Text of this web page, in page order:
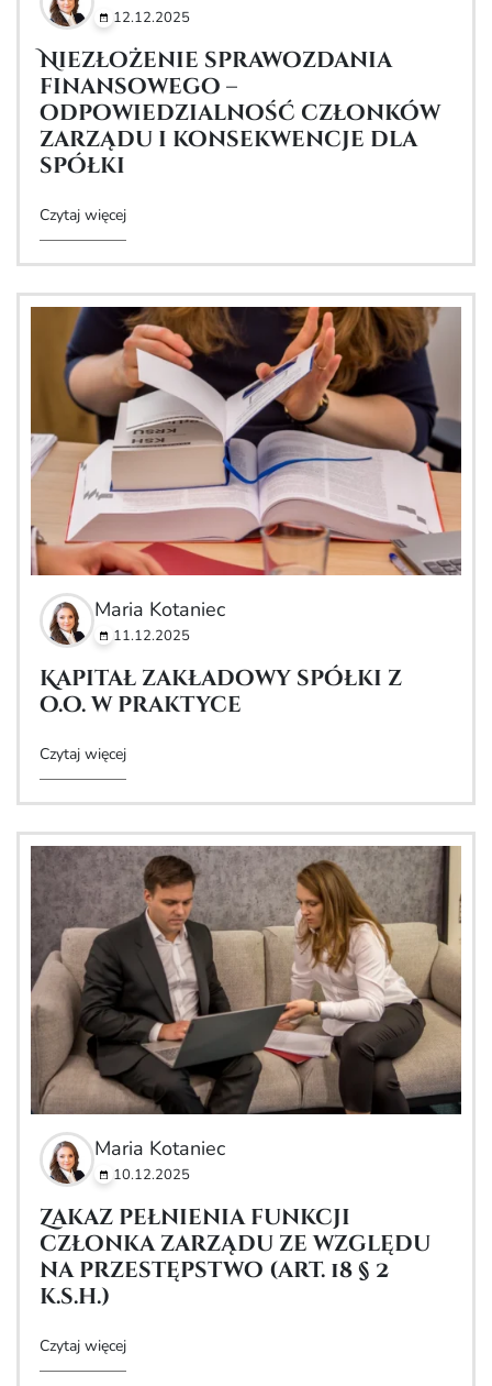
12.12.2025
Niezłożenie sprawozdania
finansowego –
odpowiedzialność członków
zarządu i konsekwencje dla
spółki
Czytaj więcej
Maria Kotaniec
11.12.2025
Kapitał zakładowy spółki z
o.o. w praktyce
Czytaj więcej
Maria Kotaniec
10.12.2025
Zakaz pełnienia funkcji
członka zarządu ze względu
na przestępstwo (art. 18 § 2
k.s.h.)
Czytaj więcej